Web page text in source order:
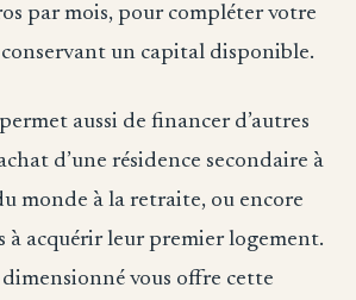
par mois, pour compléter votre
un capital disponible.
aussi de financer d’autres
d’une résidence secondaire à
monde à la retraite, ou encore
à acquérir leur premier logement.
vous offre cette